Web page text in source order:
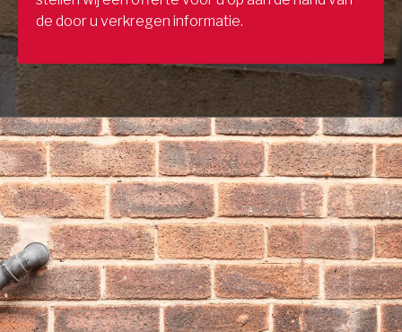
de door u verkregen informatie.